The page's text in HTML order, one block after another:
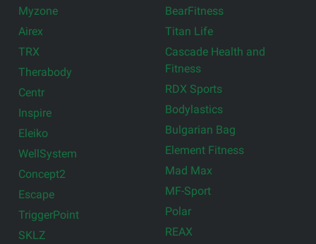
Myzone
Airex
TRX
Therabody
Centr
Inspire
Eleiko
WellSystem
Concept2
Escape
TriggerPoint
SKLZ
BearFitness
Titan Life
Cascade Health and
Fitness
RDX Sports
Bodylastics
Bulgarian Bag
Element Fitness
Mad Max
MF-Sport
Polar
REAX